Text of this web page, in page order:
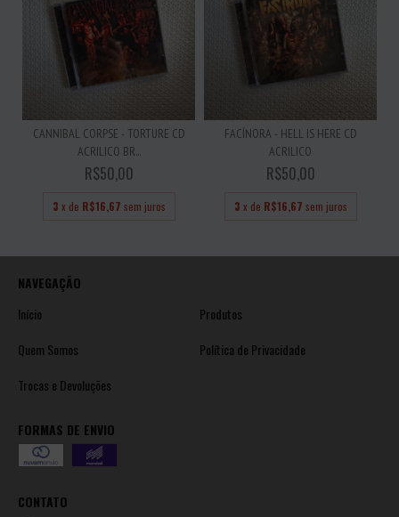
CANNIBAL CORPSE - TORTURE CD
ACRILICO BR...
R$50,00
3 x de R$16,67 sem juros
FACÍNORA - HELL IS HERE CD
ACRILICO
R$50,00
3 x de R$16,67 sem juros
NAVEGAÇÃO
Início
Produtos
Quem Somos
Política de Privacidade
Trocas e Devoluções
FORMAS DE ENVIO
CONTATO